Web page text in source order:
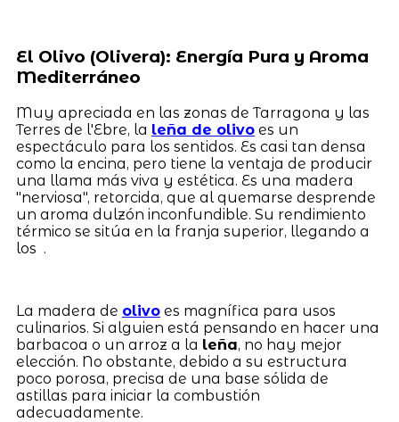
El Olivo (Olivera): Energía Pura y Aroma
Mediterráneo
Muy apreciada en las zonas de Tarragona y las
Terres de l'Ebre, la leña de olivoes un
espectáculo para los sentidos. Es casi tan densa
como la encina, pero tiene la ventaja de producir
una llama más viva y estética. Es una madera
"nerviosa", retorcida, que al quemarse desprende
un aroma dulzón inconfundible. Su rendimiento
térmico se sitúa en la franja superior, llegando a
los .
La madera de olivoes magnífica para usos
culinarios. Si alguien está pensando en hacer una
barbacoa o un arroz a la leña, no hay mejor
elección. No obstante, debido a su estructura
poco porosa, precisa de una base sólida de
astillas para iniciar la combustión
adecuadamente.